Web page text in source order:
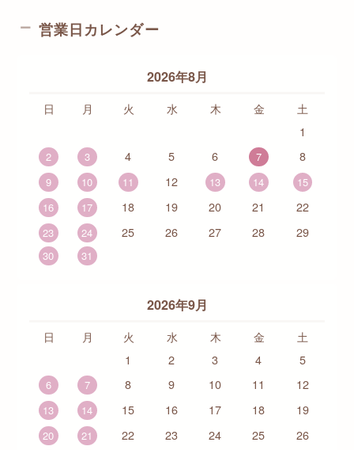
営業日カレンダー
2026年8月
日 月 火 水 木 金
土
1
2 3 4 5 6 7 8
9 10 11 12 13 14
15
16
17 18 19 20 21 22
23 24 25 26 27 28 29
30 31
2026年9月
日 月 火 水 木 金
土
1
2 3 4 5
6 7 8 9 10 11 12
13 14 15 16 17 18 19
20 21 22 23 24 25 26